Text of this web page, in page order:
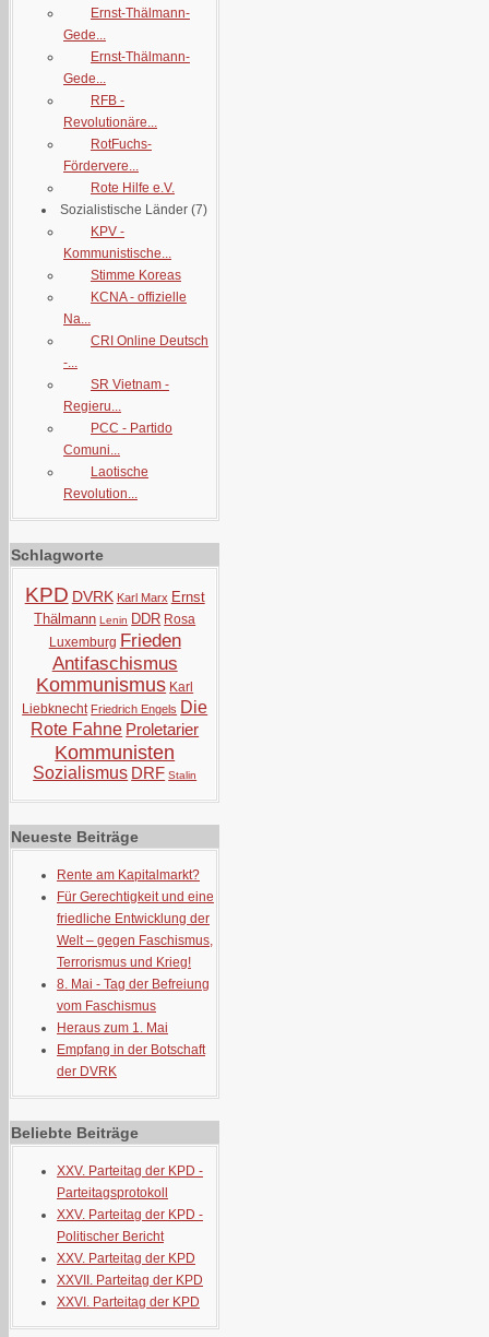
Ernst-Thälmann-
Gede...
Ernst-Thälmann-
Gede...
RFB -
Revolutionäre...
RotFuchs-
Fördervere...
Rote Hilfe e.V.
Sozialistische Länder (7)
KPV -
Kommunistische...
Stimme Koreas
KCNA - offizielle
Na...
CRI Online Deutsch
-...
SR Vietnam -
Regieru...
PCC - Partido
Comuni...
Laotische
Revolution...
Schlagworte
KPD DVRK Karl Marx Ernst
Thälmann Lenin DDR Rosa
Luxemburg Frieden
Antifaschismus
Kommunismus Karl
Liebknecht Friedrich Engels Die
Rote Fahne Proletarier
Kommunisten
Sozialismus DRF Stalin
Neueste Beiträge
Rente am Kapitalmarkt?
Für Gerechtigkeit und eine
friedliche Entwicklung der
Welt – gegen Faschismus,
Terrorismus und Krieg!
8. Mai - Tag der Befreiung
vom Faschismus
Heraus zum 1. Mai
Empfang in der Botschaft
der DVRK
Beliebte Beiträge
XXV. Parteitag der KPD -
Parteitagsprotokoll
XXV. Parteitag der KPD -
Politischer Bericht
XXV. Parteitag der KPD
XXVII. Parteitag der KPD
XXVI. Parteitag der KPD